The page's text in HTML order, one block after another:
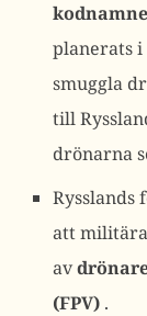
planerats i
smuggla
till
drönarna
att
av
(FPV) .